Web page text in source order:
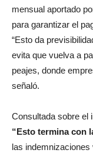
mensual aportado
para garantizar el
“Esto da
evita que vuelva a
peajes, donde
señaló.
Consultada sobre el
“Esto termina con
las